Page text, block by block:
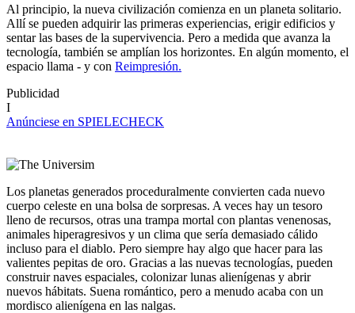
Al principio, la nueva civilización comienza en un planeta solitario.
Allí se pueden adquirir las primeras experiencias, erigir edificios y
sentar las bases de la supervivencia. Pero a medida que avanza la
tecnología, también se amplían los horizontes. En algún momento, el
espacio llama - y con Reimpresión.
Publicidad
I
Anúnciese en SPIELECHECK
Los planetas generados proceduralmente convierten cada nuevo
cuerpo celeste en una bolsa de sorpresas. A veces hay un tesoro
lleno de recursos, otras una trampa mortal con plantas venenosas,
animales hiperagresivos y un clima que sería demasiado cálido
incluso para el diablo. Pero siempre hay algo que hacer para las
valientes pepitas de oro. Gracias a las nuevas tecnologías, pueden
construir naves espaciales, colonizar lunas alienígenas y abrir
nuevos hábitats. Suena romántico, pero a menudo acaba con un
mordisco alienígena en las nalgas.